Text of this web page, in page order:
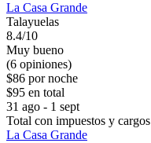
La Casa Grande
Talayuelas
8.4/10
Muy bueno
(6 opiniones)
$86 por noche
$95 en total
31 ago - 1 sept
Total con impuestos y cargos
La Casa Grande